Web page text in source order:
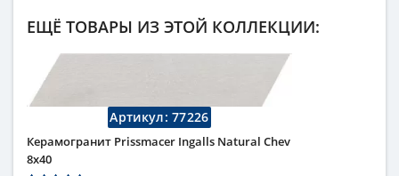
ЕЩЁ ТОВАРЫ ИЗ ЭТОЙ КОЛЛЕКЦИИ:
Артикул:77226
Керамогранит Prissmacer Ingalls Natural Chev
8x40